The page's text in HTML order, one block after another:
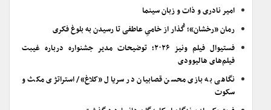
امیر نادری و ذات و زبان سینما
رمان «رخشان»؛ گُذار از خامیِ عاطفی تا رسیدن به بلوغ فکری
فستیوال فیلم ونیز ۲۰۲۶؛ توضیحات مدیر جشنواره درباره غیبت
فیلم‌های هالیوودی
نگاهی به بازی محسن قصابیان در سریال «کلاغ»/ استراتژی مکث و
سکوت